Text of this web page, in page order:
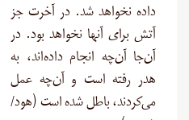
داده نخواهد شد. در آخرت جز
آتش برای آنها نخواهد بود. در
آن‌جا آن‌چه انجام ‌داده‌اند، به
هدر رفته است و آن‌چه عمل
می‌کردند، باطل شده است (هود/